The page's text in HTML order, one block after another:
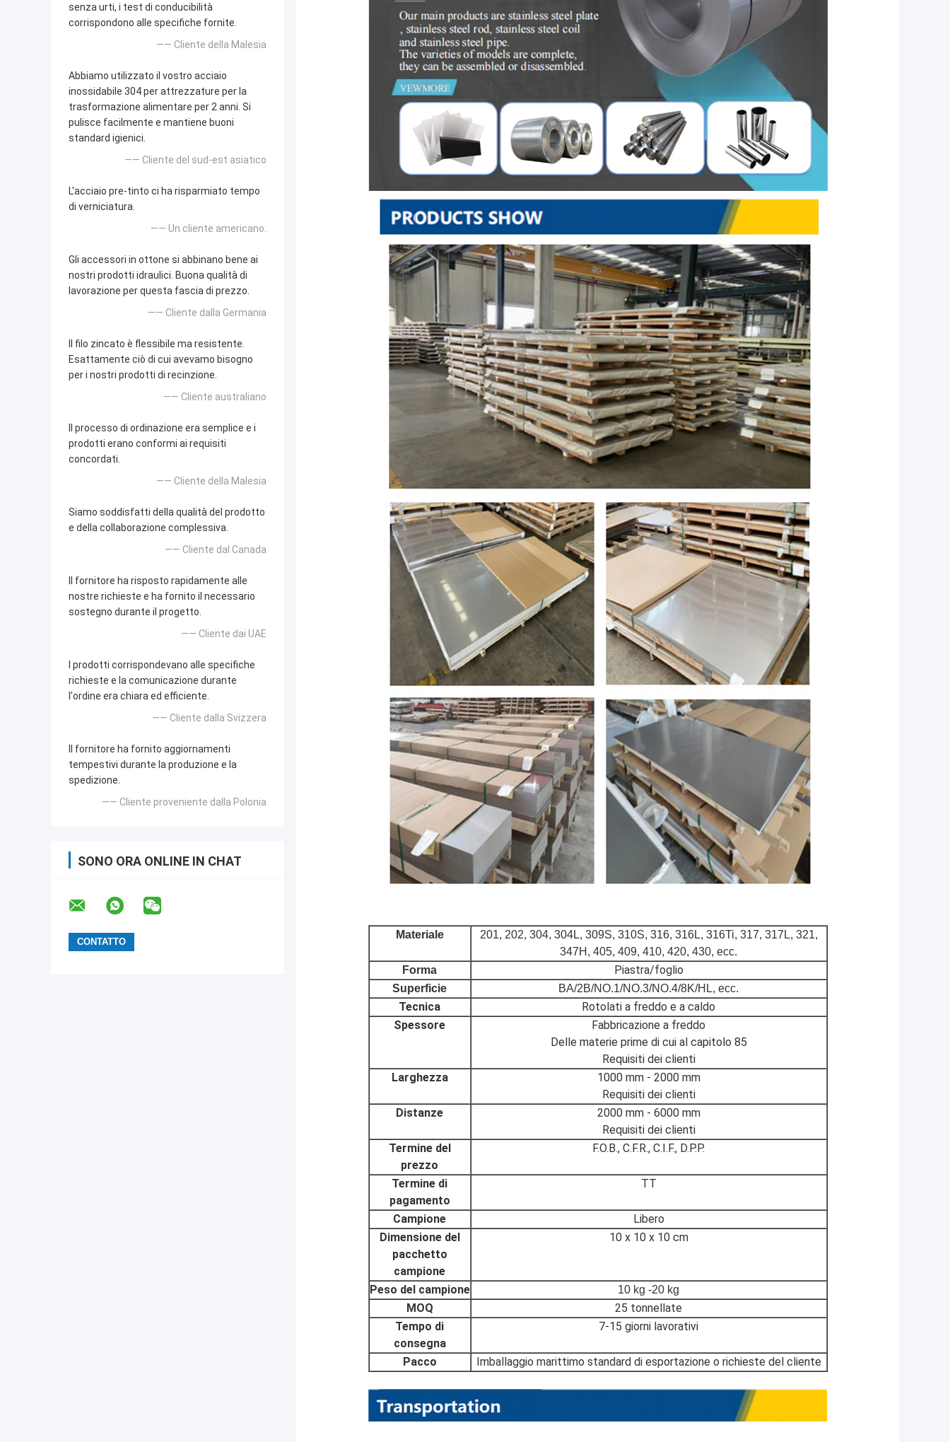
senza urti, i test di conducibilità
corrispondono alle specifiche fornite.
—— Cliente della Malesia
Abbiamo utilizzato il vostro acciaio
inossidabile 304 per attrezzature per la
trasformazione alimentare per 2 anni. Si
pulisce facilmente e mantiene buoni
standard igienici.
—— Cliente del sud-est asiatico
L'acciaio pre-tinto ci ha risparmiato tempo
di verniciatura.
—— Un cliente americano.
Gli accessori in ottone si abbinano bene ai
nostri prodotti idraulici. Buona qualità di
lavorazione per questa fascia di prezzo.
—— Cliente dalla Germania
Il filo zincato è flessibile ma resistente.
Esattamente ciò di cui avevamo bisogno
per i nostri prodotti di recinzione.
—— Cliente australiano
Il processo di ordinazione era semplice e i
prodotti erano conformi ai requisiti
concordati.
—— Cliente della Malesia
Siamo soddisfatti della qualità del prodotto
e della collaborazione complessiva.
—— Cliente dal Canada
Il fornitore ha risposto rapidamente alle
nostre richieste e ha fornito il necessario
sostegno durante il progetto.
—— Cliente dai UAE
I prodotti corrispondevano alle specifiche
richieste e la comunicazione durante
l'ordine era chiara ed efficiente.
—— Cliente dalla Svizzera
Il fornitore ha fornito aggiornamenti
tempestivi durante la produzione e la
spedizione.
—— Cliente proveniente dalla Polonia
SONO ORA ONLINE IN CHAT
Materiale
201, 202, 304, 304L, 309S, 310S, 316, 316L, 316Ti, 317, 317L, 321,
347H, 405, 409, 410, 420, 430, ecc.
Forma
Piastra/foglio
Superficie BA/2B/NO.1/NO.3/NO.4/8K/HL, ecc.
Tecnica
Rotolati a freddo e a caldo
Spessore
Fabbricazione a freddo
Delle materie prime di cui al capitolo 85
Requisiti dei clienti
Larghezza
1000 mm - 2000 mm
Requisiti dei clienti
Distanze
2000 mm - 6000 mm
Requisiti dei clienti
Termine del
prezzo
F.O.B., C.F.R., C.I.F., D.P.P.
Termine di
pagamento
TT
Campione
Libero
Dimensione del
pacchetto
campione
10 x 10 x 10 cm
Peso del campione 10 kg -20 kg
MOQ
25 tonnellate
Tempo di
consegna
7-15 giorni lavorativi
Pacco Imballaggio marittimo standard di esportazione o richieste del cliente